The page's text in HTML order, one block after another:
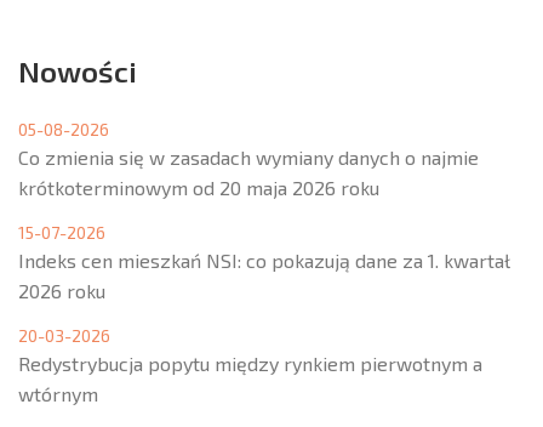
Nowości
05-08-2026
Co zmienia się w zasadach wymiany danych o najmie
krótkoterminowym od 20 maja 2026 roku
15-07-2026
Indeks cen mieszkań NSI: co pokazują dane za 1. kwartał
2026 roku
20-03-2026
Redystrybucja popytu między rynkiem pierwotnym a
wtórnym